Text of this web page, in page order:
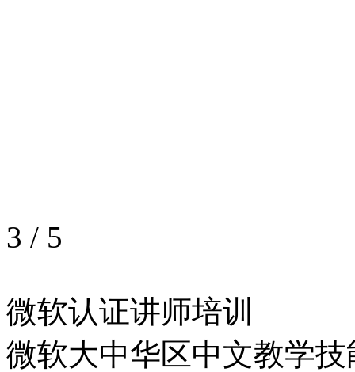
3 / 5
微软认证讲师培训
微软大中华区中文教学技